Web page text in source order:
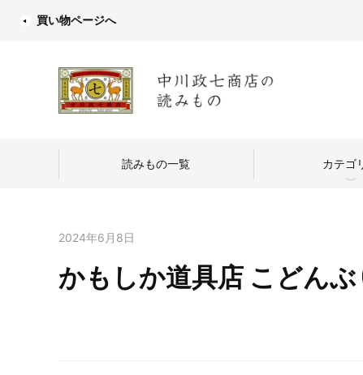
買い物ページへ
読みもの一覧 カテゴ
中川政七商店
2024年6月8日
かもしか道具店 こどん